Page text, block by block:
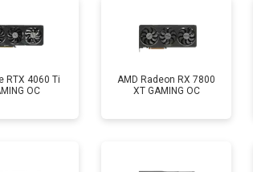
RTX 4060 Ti
OC
AMD Radeon RX 7800
XT GAMING OC